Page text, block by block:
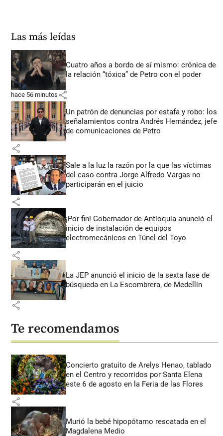
Las más leídas
Cuatro años a bordo de sí mismo: crónica de
la relación “tóxica” de Petro con el poder
hace 56 minutos share
Un patrón de denuncias por estafa y robo: los
señalamientos contra Andrés Hernández, jefe
de comunicaciones de Petro
share
Sale a la luz la razón por la que las víctimas
del caso contra Jorge Alfredo Vargas no
participarán en el juicio
share
¡Por fin! Gobernador de Antioquia anunció el
inicio de instalación de equipos
electromecánicos en Túnel del Toyo
share
La JEP anunció el inicio de la sexta fase de
búsqueda en La Escombrera, de Medellín
share
Te recomendamos
Concierto gratuito de Arelys Henao, tablado
en el Centro y recorridos por Santa Elena
este 6 de agosto en la Feria de las Flores
share
Murió la bebé hipopótamo rescatada en el
Magdalena Medio